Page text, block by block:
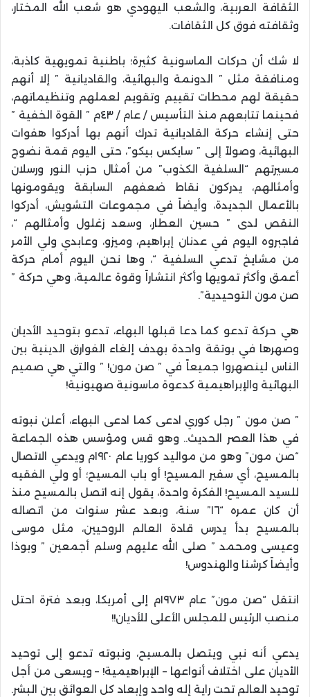
الثقافة العربية، والشعب اليهودي هو شعب الله المختار،
وثقافته فوق كل الثقافات.
لا شك أن حركات الماسونية كثيرة؛ باطنية تمويهية كاذبة،
ومنافقة مثل ” الدونمة والبهائية، والقاديانية ” إلا أنهم
حقيقة لهم محطات تقييم وتقويم لعملهم وتنظيماتهم،
فحينما تتابعهم منذ التأسيس / عام / ٤٣م ” القوة الخفية ”
حتى إنشاء حركة القاديانية تدرك أنهم بها أدركوا هفوات
البهائية، وصولاً إلى ” سايكس بيكو”، حتى اليوم قمة نضوج
مسيرتهم “السلفية الكذوب” من أمثال حزب النور ورسلان
وأمثالهم، يدركون نقاط ضعفهم السابقة ويقومونها
بالأعمال الجديدة، وأيضاً في مجموعات التشويش، أدركوا
النقص لدى ” حسين العطار، وسعد زغلول وأمثالهم “،
فاجبروه اليوم في عدنان إبراهيم، وميزو، وعابدي ولي الأمر
من مشايخ تدعي السلفية “، وها نحن اليوم أمام حركة
أعمق وأكثر تمويها وأكثر انتشاراً وقوة عالمية، وهي حركة ”
صن مون التوحيدية”.
هي حركة تدعو كما دعا قبلها البهاء، تدعو بتوحيد الأديان
وصهرها في بوتقة واحدة بهدف إلغاء الفوارق الدينية بين
الناس لينصهروا جميعاً في ” صن مون! ” والتي هي صميم
البهائية والإبراهيمية كدعوة ماسونية صهيونية!
” صن مون ” رجل كوري ادعى كما ادعى البهاء، أعلن نبوته
في هذا العصر الحديث.. وهو قس ومؤسس هذه الجماعة
“صن مون” وهو من مواليد كوريا عام ١٩٢٠م ويدعي الاتصال
بالمسيح، أي سفير المسيح! أو باب المسيح؛ أو ولي الفقيه
للسيد المسيح! الفكرة واحدة، يقول إنه اتصل بالمسيح منذ
أن كان عمره “١٦” سنة، وبعد عشر سنوات من اتصاله
بالمسيح بدأ يدرس قادة العالم الروحيين، مثل موسى
وعيسى ومحمد ” صلى الله عليهم وسلم أجمعين ” وبوذا
وأيضاً كرشنا والهندوس!
انتقل “صن مون” عام ١٩٧٣م إلى أمريكا، وبعد فترة احتل
منصب الرئيس للمجلس الأعلى للأديان!!
يدعي أنه نبي ويتصل بالمسيح، ونبوته تدعو إلى توحيد
الأديان على اختلاف أنواعها – الإبراهيمية! – ويسعى من أجل
توحيد العالم تحت راية إله واحد وإبعاد كل العوائق بين البشر.